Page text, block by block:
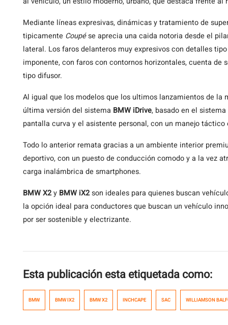
Mediante líneas expresivas, dinámicas y tratamiento de
tipicamente Coupése aprecia una caida notoria desde el
lateral. Los faros delanteros muy expresivos con detalles
imponente, con faros con contornos horizontales, cuenta de
tipo difusor.
Al igual que los modelos que los ultimos lanzamientos de la
última versión del sistema BMW iDrive, basado en el
pantalla curva y el asistente personal, con un manejo
Todo lo anterior remata gracias a un ambiente interior
deportivo, con un puesto de conducción comodo y a la vez
carga inalámbrica de smartphones.
BMW X2y BMW iX2son ideales para quienes buscan
la opción ideal para conductores que buscan un vehículo
por ser sostenible y electrizante.
Esta publicación esta etiquetada como:
BMW BMW IX2 BMW X2 INCHCAPE SAC WILLIAMSON